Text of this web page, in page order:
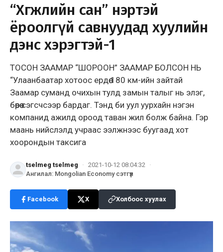
“Хөгжлийн сан” нэртэй
ёроолгүй савнуудад хуулийн
дэнс хэрэгтэй-1
ТОСОН ЗААМАР “ШОРООН” ЗААМАР БОЛСОН НЬ
“Улаанбаатар хотоос ердөө 180 км-ийн зайтай
Заамар суманд очихын тулд замын талыг нь элэг,
бөөрөө сэгсчсээр бардаг. Тэнд би уул уурхайн нэгэн
компанид ажилд ороод таван жил болж байна. Гэр
маань нийслэлд учраас ээлжнээс буугаад хот
хоорондын таксига
tselmeg tselmeg · 2021-10-12 08:04:32
·
Ангилал: Mongolian Economy сэтгүүл
Facebook X Холбоос хуулах